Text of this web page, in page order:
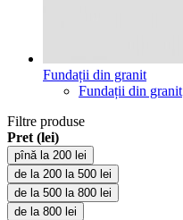
Fundații din granit
Fundații din granit
Filtre produse
Pret (lei)
pînă la 200 lei
de la 200 la 500 lei
de la 500 la 800 lei
de la 800 lei